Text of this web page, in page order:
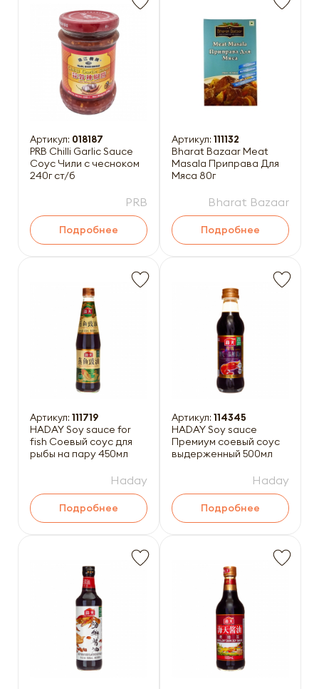
Артикул: 018187
PRB Chilli Garlic Sauce
Соус Чили с чесноком
240г ст/б
PRB
Подробнее
Артикул: 111132
Bharat Bazaar Meat
Masala Приправа Для
Мяса 80г
Bharat Bazaar
Подробнее
Артикул: 111719
HADAY Soy sauce for
fish Соевый соус для
рыбы на пару 450мл
Haday
Подробнее
Артикул: 114345
HADAY Soy sauce
Премиум соевый соус
выдерженный 500мл
Haday
Подробнее